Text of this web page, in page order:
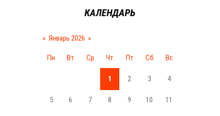
КАЛЕНДАРЬ
« Январь 2026 »
Пн Вт Ср Чт Пт Сб Вс
1 2 3 4
5 6 7 8 9 10 11